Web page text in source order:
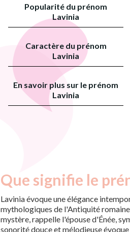
Popularité du prénom
Lavinia
Caractère du prénom
Lavinia
En savoir plus sur le prénom
Lavinia
Que signifie le
Lavinia évoque une élégance
mythologiques de l'Antiquité
mystère, rappelle l'épouse d'Énée,
sonorité douce et mélodieuse